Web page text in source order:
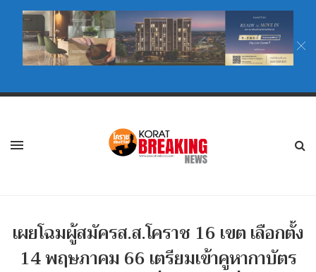
เผยโฉมผู้สมัครส.ส.โคราช 16 เขต เลือกตั้ง
14 พฤษภาคม 66 เตรียมเข้าคูหากาบัตร